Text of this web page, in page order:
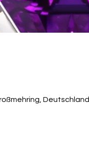
Deutschland